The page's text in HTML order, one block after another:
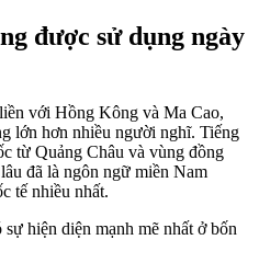
được sử dụng ngày
với Hồng Kông và Ma Cao,
lớn hơn nhiều người nghĩ. Tiếng
từ Quảng Châu và vùng đồng
đã là ngôn ngữ miền Nam
tế nhiều nhất.
hiện diện mạnh mẽ nhất ở bốn